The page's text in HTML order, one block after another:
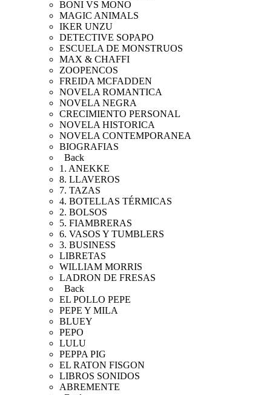
BONI VS MONO
MAGIC ANIMALS
IKER UNZU
DETECTIVE SOPAPO
ESCUELA DE MONSTRUOS
MAX & CHAFFI
ZOOPENCOS
FREIDA MCFADDEN
NOVELA ROMANTICA
NOVELA NEGRA
CRECIMIENTO PERSONAL
NOVELA HISTORICA
NOVELA CONTEMPORANEA
BIOGRAFIAS
Back
1. ANEKKE
8. LLAVEROS
7. TAZAS
4. BOTELLAS TÉRMICAS
2. BOLSOS
5. FIAMBRERAS
6. VASOS Y TUMBLERS
3. BUSINESS
LIBRETAS
WILLIAM MORRIS
LADRON DE FRESAS
Back
EL POLLO PEPE
PEPE Y MILA
BLUEY
PEPO
LULU
PEPPA PIG
EL RATON FISGON
LIBROS SONIDOS
ABREMENTE